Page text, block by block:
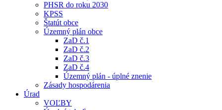
PHSR do roku 2030
KPSS
Štatút obce
Územný plán obce
ZaD č.1
ZaD č.2
ZaD č.3
ZaD č.4
Územný plán - úplné znenie
Zásady hospodárenia
Úrad
VOĽBY